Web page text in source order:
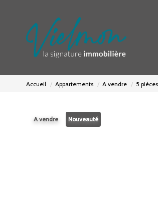
Accueil Appartements A vendre 5
A vendre Nouveauté